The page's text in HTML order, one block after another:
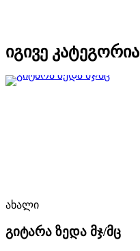
იგივე კატეგორია
ახალი
გიტარა ზედა მჯ/მც